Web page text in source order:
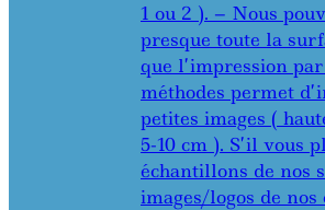
1 ou 2 ). – Nous
presque toute la
que l’impression par
méthodes permet
petites images (
5-10 cm ). S’il vous
échantillons de nos
images/logos de